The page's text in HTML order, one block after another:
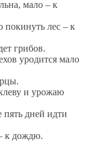
мало – к
покинуть лес – к
грибов.
уродится мало
и урожаю
дней идти
к дождю.